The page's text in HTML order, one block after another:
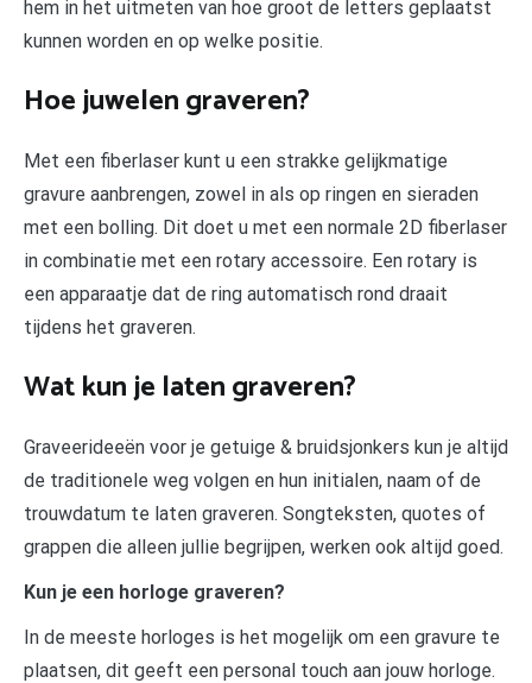
hem in het uitmeten van hoe groot de letters geplaatst
kunnen worden en op welke positie.
Hoe juwelen graveren?
Met een fiberlaser kunt u een strakke gelijkmatige
gravure aanbrengen, zowel in als op ringen en sieraden
met een bolling. Dit doet u met een normale 2D fiberlaser
in combinatie met een rotary accessoire. Een rotary is
een apparaatje dat de ring automatisch rond draait
tijdens het graveren.
Wat kun je laten graveren?
Graveerideeën voor je getuige & bruidsjonkers kun je altijd
de traditionele weg volgen en hun initialen, naam of de
trouwdatum te laten graveren. Songteksten, quotes of
grappen die alleen jullie begrijpen, werken ook altijd goed.
Kun je een horloge graveren?
In de meeste horloges is het mogelijk om een gravure te
plaatsen, dit geeft een personal touch aan jouw horloge.